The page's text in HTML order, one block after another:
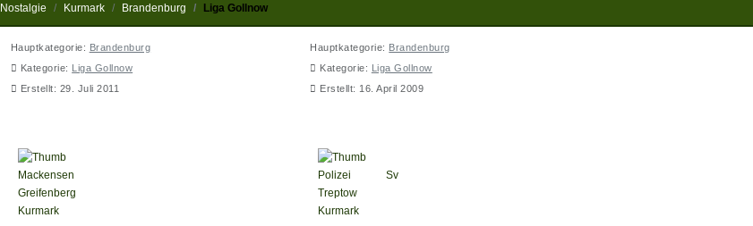
Nostalgie Kurmark Brandenburg Liga Gollnow
Hauptkategorie: Brandenburg
Kategorie: Liga Gollnow
Erstellt: 29. Juli 2011
Hauptkategorie: Brandenburg
Kategorie: Liga Gollnow
Erstellt: 16. April 2009